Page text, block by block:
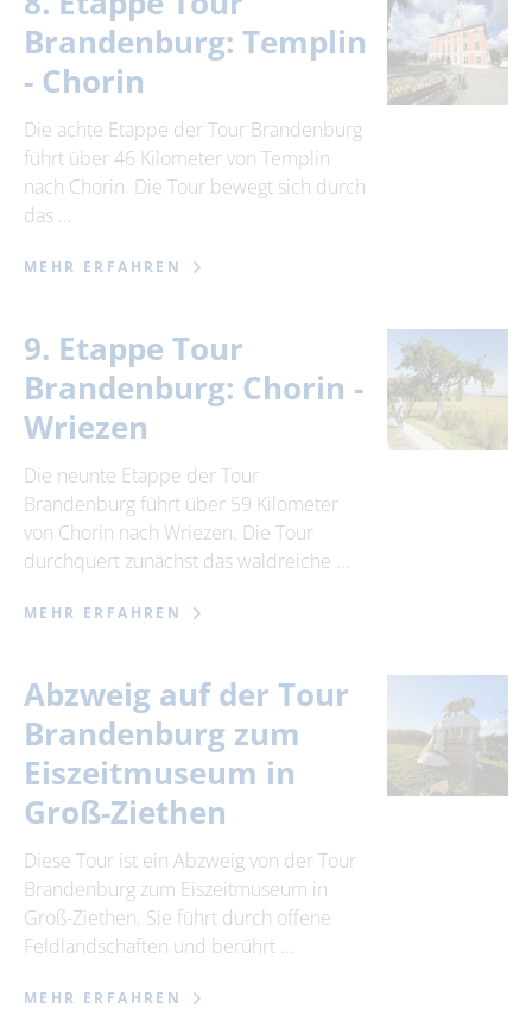
Brandenburg: Templin
- Chorin
Die achte Etappe der Tour Brandenburg
führt über 46 Kilometer von Templin
nach Chorin. Die Tour bewegt sich durch
das …
MEHR ERFAHREN
9. Etappe Tour
Brandenburg: Chorin -
Wriezen
Die neunte Etappe der Tour
Brandenburg führt über 59 Kilometer
von Chorin nach Wriezen. Die Tour
durchquert zunächst das waldreiche …
MEHR ERFAHREN
Abzweig auf der Tour
Brandenburg zum
Eiszeitmuseum in
Groß-Ziethen
Diese Tour ist ein Abzweig von der Tour
Brandenburg zum Eiszeitmuseum in
Groß-Ziethen. Sie führt durch offene
Feldlandschaften und berührt …
MEHR ERFAHREN